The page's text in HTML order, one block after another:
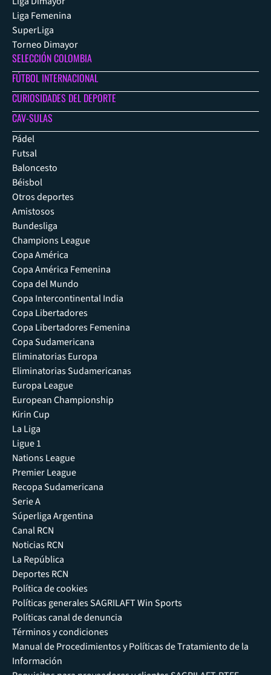
Liga Femenina
SuperLiga
Torneo Dimayor
SELECCIÓN COLOMBIA
FÚTBOL INTERNACIONAL
CURIOSIDADES DEL DEPORTE
CAV-SULAS
Pádel
Futsal
Baloncesto
Béisbol
Otros deportes
Amistosos
Bundesliga
Champions League
Copa América
Copa América Femenina
Copa del Mundo
Copa Intercontinental India
Copa Libertadores
Copa Libertadores Femenina
Copa Sudamericana
Eliminatorias Europa
Eliminatorias Sudamericanas
Europa League
European Championship
Kirin Cup
La Liga
Ligue 1
Nations League
Premier League
Recopa Sudamericana
Serie A
Súperliga Argentina
Canal RCN
Noticias RCN
La República
Deportes RCN
Política de cookies
Políticas generales SAGRILAFT Win Sports
Políticas canal de denuncia
Términos y condiciones
Manual de Procedimientos y Políticas de Tratamiento de la
Información